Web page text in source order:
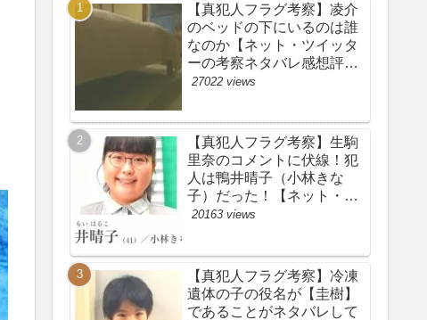
【真犯人フラグ考察】凌介
のベッドの下にいるのは誰
なのか【ネット・ツイッタ
ーの考察ネタバレ感想評価
評判あらすじ原作犯人キャ
27022 views
【真犯人フラグ考察】生駒
里奈のコメントに伏線！犯
人は鴨井晴子（小林きな
子）だった！【ネット・ツ
イッターの考察ネタバレ感
め・鴨居晴子】
20163 views
【真犯人フラグ考察】冷凍
遺体の子の役名が【圭樹】
であることがネタバレして